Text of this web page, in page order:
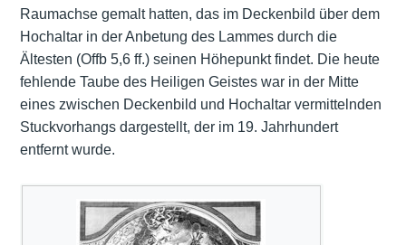
Raumachse gemalt hatten, das im Deckenbild über dem
Hochaltar in der Anbetung des Lammes durch die
Ältesten (Offb 5,6 ff.) seinen Höhepunkt findet. Die heute
fehlende Taube des Heiligen Geistes war in der Mitte
eines zwischen Deckenbild und Hochaltar vermittelnden
Stuckvorhangs dargestellt, der im 19. Jahrhundert
entfernt wurde.